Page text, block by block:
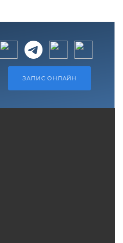
ЗАПИС ОНЛАЙН